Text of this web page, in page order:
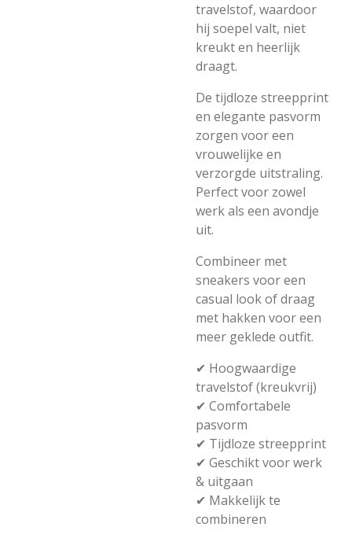
travelstof, waardoor
hij soepel valt, niet
kreukt en heerlijk
draagt.
De tijdloze streepprint
en elegante pasvorm
zorgen voor een
vrouwelijke en
verzorgde uitstraling.
Perfect voor zowel
werk als een avondje
uit.
Combineer met
sneakers voor een
casual look of draag
met hakken voor een
meer geklede outfit.
✔ Hoogwaardige
travelstof (kreukvrij)
✔ Comfortabele
pasvorm
✔ Tijdloze streepprint
✔ Geschikt voor werk
& uitgaan
✔ Makkelijk te
combineren